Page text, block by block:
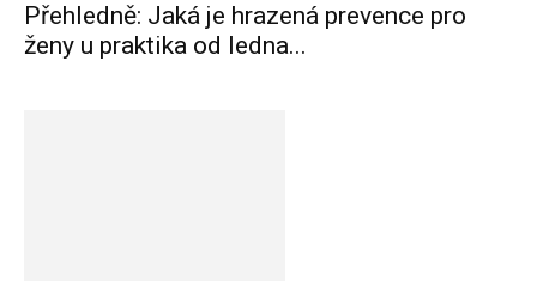
Přehledně: Jaká je hrazená prevence pro
ženy u praktika od ledna...